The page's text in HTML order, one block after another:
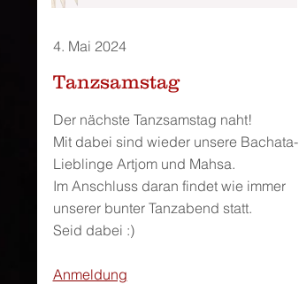
4. Mai 2024
Tanzsamstag
Der nächste Tanzsamstag naht!
Mit dabei sind wieder unsere Bachata-
Lieblinge Artjom und Mahsa.
Im Anschluss daran findet wie immer
unserer bunter Tanzabend statt.
Seid dabei :)
Anmeldung